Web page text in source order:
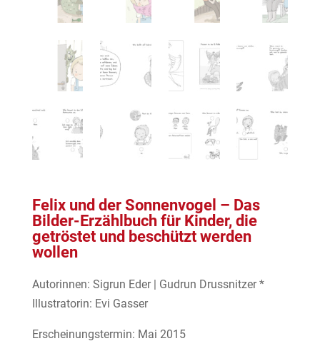
Felix und der Sonnenvogel – Das
Bilder-Erzählbuch für Kinder, die
getröstet und beschützt werden
wollen
Autorinnen: Sigrun Eder | Gudrun Drussnitzer *
Illustratorin: Evi Gasser
Erscheinungstermin: Mai 2015